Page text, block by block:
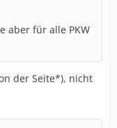
aber für alle PKW
der Seite*), nicht